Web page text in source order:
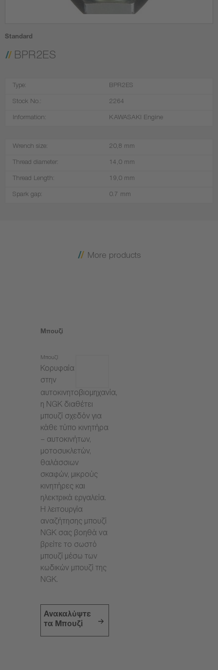
Standard
BPR2ES
Type: BPR2ES
Stock No.: 2264
Information: KAWASAKI Engine
Wrench size: 20,8 mm
Thread diameter: 14,0 mm
Thread Length: 19,0 mm
Spark gap: 0.7 mm
More products
Μπουζί
Μπουζί
Κορυφαία
στην
αυτοκινητοβιομηχανία,
η NGK διαθέτει
μπουζί σχεδόν για
κάθε τύπο κινητήρα
– αυτοκινήτων,
μοτοσυκλετών,
θαλάσσιων
σκαφών, μικρούς
κινητήρες και
ηλεκτρικά εργαλεία.
Η λειτουργία
αναζήτησης μπουζί
NGK σας βοηθά να
βρείτε το σωστό
μπουζί μέσω των
κωδικών μπουζί της
NGK.
Ανακαλύψτε
τα Μπουζί